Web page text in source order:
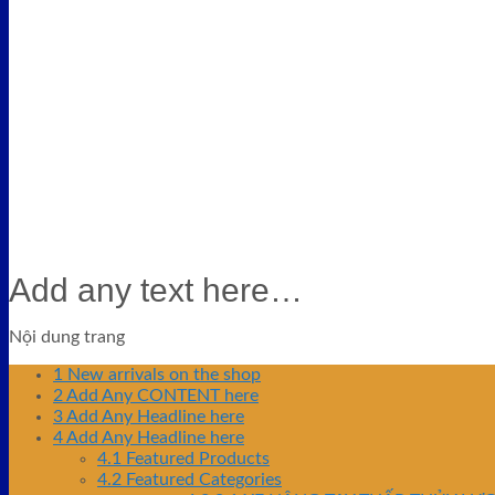
Add any text here…
Nội dung trang
1 New arrivals on the shop
2Add Any CONTENT here
3Add Any Headline here
4Add Any Headline here
4.1 Featured Products
4.2 Featured Categories